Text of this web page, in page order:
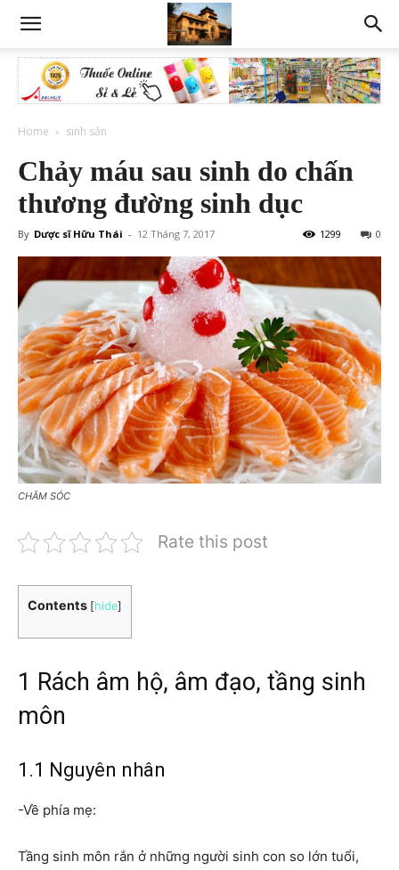
Home sinh sản
Chảy máu sau sinh do chấn
thương đường sinh dục
By Dược sĩ Hữu Thái - 12 Tháng 7, 2017 0
1299
CHĂM SÓC
Rate this post
Contents [hide]
1 Rách âm hộ, âm đạo, tầng sinh
môn
1.1 Nguyên nhân
-Về phía mẹ:
Tầng sinh môn rắn ở những người sinh con so lớn tuổi,